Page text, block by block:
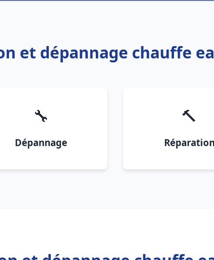
et dépannage chauffe
🔧
Dépannage
🔨
Réparation